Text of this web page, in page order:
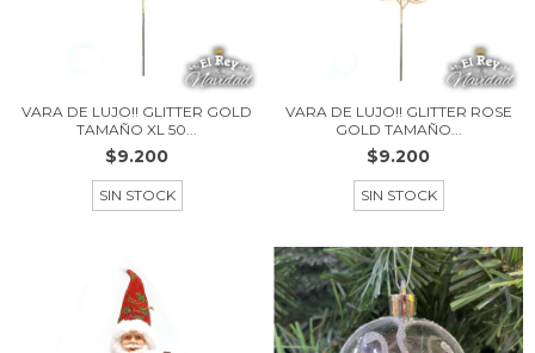
VARA DE LUJO!! GLITTER GOLD
TAMAÑO XL 50...
$9.200
SIN STOCK
VARA DE LUJO!! GLITTER ROSE
GOLD TAMAÑO...
$9.200
SIN STOCK